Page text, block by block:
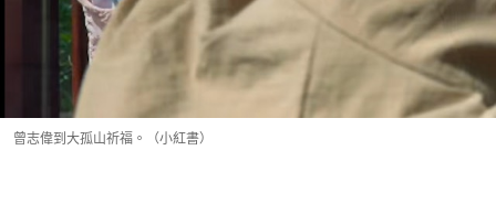
曾志偉到大孤山祈福。（小紅書）